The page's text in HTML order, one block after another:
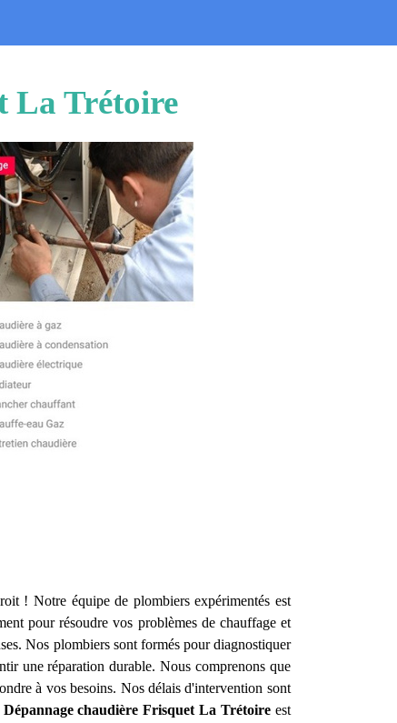
La Trétoire
! Notre équipe de plombiers expérimentés est
pour résoudre vos problèmes de chauffage et
Nos plombiers sont formés pour diagnostiquer
une réparation durable. Nous comprenons que
à vos besoins. Nos délais d'intervention sont
chaudière Frisquet La Trétoire est